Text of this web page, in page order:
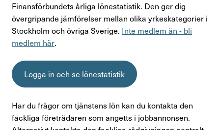
Finansförbundets årliga lönestatistik. Den ger dig
övergripande jämförelser mellan olika yrkeskategorier i
Stockholm och övriga Sverige. Inte medlem än - bli
medlem här.
Logga in och se lönestatistik
Har du frågor om tjänstens lön kan du kontakta den
fackliga företrädaren som angetts i jobbannonsen.